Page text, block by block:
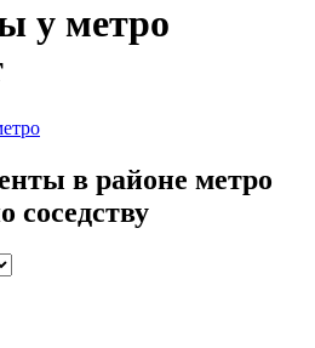
у метро
в районе метро
соседству